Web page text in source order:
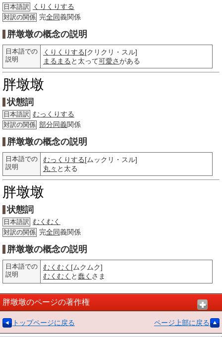
日本語訳 くりくりする
対訳の関係 完全同義関係
胖墩墩の概念の説明
日本語での
説明
くりくりする[クリクリ・スル]
まるまる と太って可愛さがある
胖墩墩
状態詞
日本語訳 むっくりする
対訳の関係 部分同義関係
胖墩墩の概念の説明
日本語での
説明
むっくりする[ムックリ・スル]
丸々 と太る
胖墩墩
状態詞
日本語訳 むくむく
対訳の関係 完全同義関係
胖墩墩の概念の説明
日本語での
説明
むくむく [ムクムク]
むくむく と蠢く さま
胖墩墩のページの著作権
トップページに戻る ページ上部に戻る